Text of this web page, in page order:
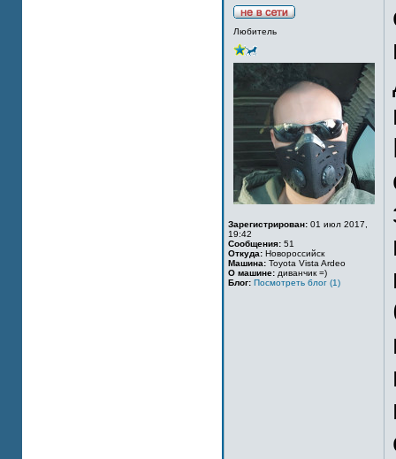
Любитель
Зарегистрирован: 01 июл 2017,
19:42
Сообщения: 51
Откуда: Новороссийск
Машина: Toyota Vista Ardeo
О машине: диванчик =)
Блог: Посмотреть блог (1)